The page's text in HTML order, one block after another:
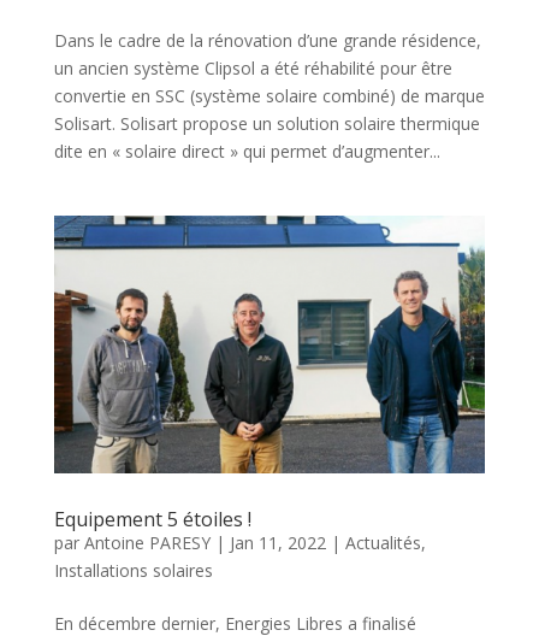
Dans le cadre de la rénovation d’une grande résidence,
un ancien système Clipsol a été réhabilité pour être
convertie en SSC (système solaire combiné) de marque
Solisart. Solisart propose un solution solaire thermique
dite en « solaire direct » qui permet d’augmenter...
Equipement 5 étoiles !
par Antoine PARESY| Jan 11, 2022 | Actualités,
Installations solaires
En décembre dernier, Energies Libres a finalisé